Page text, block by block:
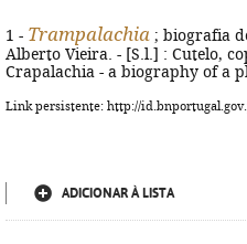
1 - Trampalachia ; biografia
Alberto Vieira. - [S.l.] : Cutelo,
Crapalachia - a biography of a
Link persistente: http://
ADICIONAR À LISTA